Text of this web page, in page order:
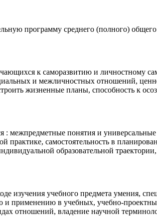
программу среднего (полного)
к саморазвитию и личностному
и межличностных отношений,
жизненные планы, способность к
понятия и универсальные
самостоятельность в
образовательной
учебного предмета умения,
и применению в учебных, учебно-
отношений, владение научной